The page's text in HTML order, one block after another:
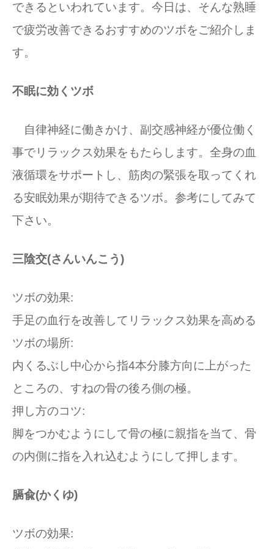
できるといわれています。今日は、そんな熟睡
で疲労改善できるおすすめのツボをご紹介しま
す。
不眠に効くツボ
自律神経に働きかけ、副交感神経が優位働く
事でリラックス効果をもたらします。全身の血
液循環をサポートし、筋肉の緊張を取ってくれ
る安眠効果が期待できるツボ。参考にしてみて
下さい。
三陰交(さんいんこう)
ツボの効果:
手足の血行を改善してリラックス効果を高める
ツボの場所:
内くるぶし中心から指4本分膝方向に上がった
ところの、すねの骨の後ろ側の極。
押し方のコツ:
脚をつかむようにして骨の極に親指を当て、骨
の内側に指を入れ込むようにして押します。
膈兪(かくゆ)
ツボの効果: